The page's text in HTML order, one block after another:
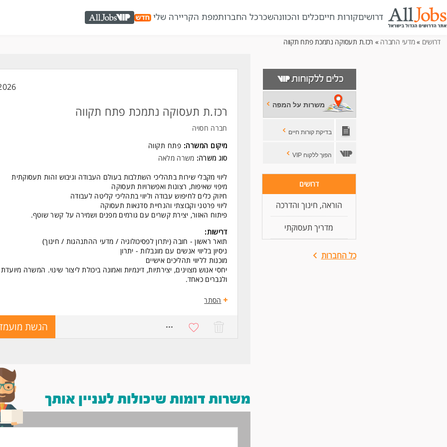
דרושיםקורות חייםכלים והכוונהשכרכל החברותמפת הקריירה שלי AllJobs VIP
דרושים »מדעי החברה » רכז.ת תעסוקה נתמכת פתח תקווה
משרות על המפה
בדיקת קורות חיים
הפוך ללקוח VIP
דרושים
הוראה, חינוך והדרכה
מדריך תעסוקתי
כל החברות
רכז.ת תעסוקה נתמכת פתח תקווה
חברה חסויה
מיקום המשרה: פתח תקווה
סוג משרה: משרה מלאה
ליווי מקבלי שירות בתהליכי השתלבות בעולם העבודה וגיבוש זהות תעסוקתית
מיפוי שאיפות, רצונות ואפשרויות תעסוקה
חיזוק כלים לחיפוש עבודה וליווי בתהליכי קליטה לעבודה
ליווי פרטני וקבוצתי והנחיית סדנאות תעסוקה
פיתוח האזור, יצירת קשרים עם גורמים מפנים ושמירה על קשר שוטף.
דרישות:
תואר ראשון - חובה (יתרון לפסיכולוגיה / מדעי ההתנהגות / חינוך)
ניסיון בליווי אנשים עם מוגבלות - יתרון
מוכנות לליווי תהליכים אישיים
יחסי אנוש מצוינים, יצירתיות, דינמיות ואמונה ביכולת ליצור שינוי. המשרה
ולגברים כאחד.
הסתר
הגשת
משרות דומות שיכולות לעניין אותך